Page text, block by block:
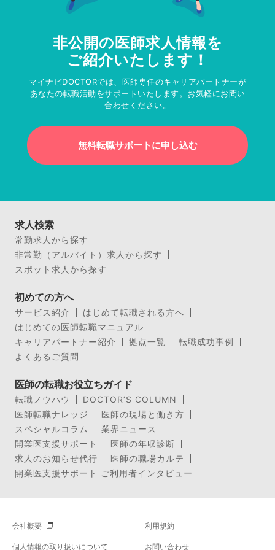
非公開の医師求人情報を
ご紹介いたします！
マイナビDOCTORでは、医師専任のキャリアパートナーが
あなたの転職活動をサポートいたします。お気軽にお問い
合わせください。
無料転職サポートに申し込む
求人検索
常勤求人から探す
非常勤（アルバイト）求人から探す
スポット求人から探す
初めての方へ
サービス紹介
はじめて転職される方へ
はじめての医師転職マニュアル
キャリアパートナー紹介
拠点一覧
転職成功事例
よくあるご質問
医師の転職お役立ちガイド
転職ノウハウ
DOCTOR’S COLUMN
医師転職ナレッジ
医師の現場と働き方
スペシャルコラム
業界ニュース
開業医支援サポート
医師の年収診断
求人のお知らせ代行
医師の職場カルテ
開業医支援サポート ご利用者インタビュー
会社概要 利用規約
個人情報の取り扱いについて お問い合わせ